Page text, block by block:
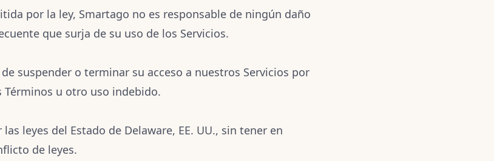
por la ley, Smartago no es responsable de ningún daño
que surja de su uso de los Servicios.
suspender o terminar su acceso a nuestros Servicios por
u otro uso indebido.
leyes del Estado de Delaware, EE. UU., sin tener en
de leyes.